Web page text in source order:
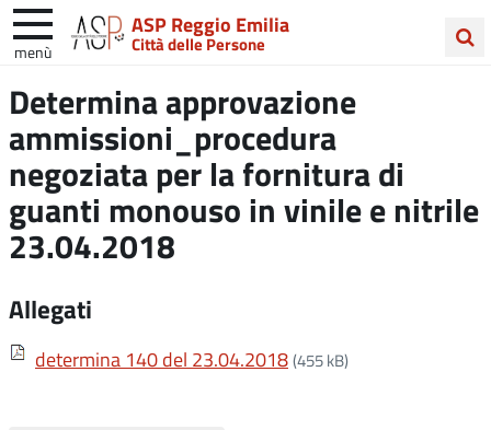
ASP Reggio Emilia
Città delle Persone
menù
nel
sito
Determina approvazione
ammissioni_procedura
negoziata per la fornitura di
guanti monouso in vinile e nitrile
23.04.2018
Allegati
determina 140 del 23.04.2018(455 kB)